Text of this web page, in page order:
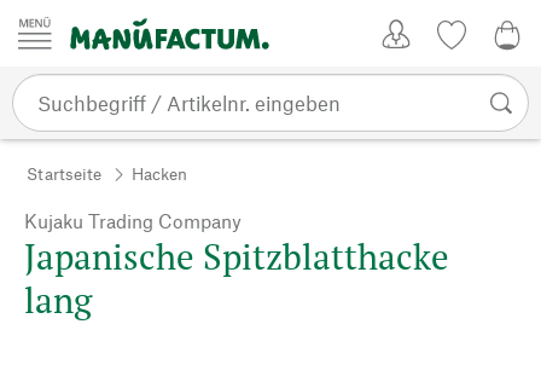
Zum Inhalt springen
Startseite Hacken
Kujaku Trading Company
Japanische Spitzblatthacke
lang